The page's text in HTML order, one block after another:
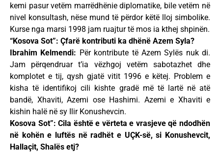
kemi pasur vetëm marrëdhënie diplomatike, bile vetëm në
nivel konsultash, nëse mund të përdor këtë lloj simbolike.
Kurse nga marsi 1998 jam ruajtur të mos ia kthej shpinën.
“Kosova Sot”: Çfarë kontributi ka dhënë Azem Syla?
Ibrahim Kelmendi: Për kontribute të Azem Sylës nuk di.
Jam përqendruar t’ia vëzhgoj vetëm sabotazhet dhe
komplotet e tij, qysh gjatë vitit 1996 e këtej. Problem e
kisha të identifikoj cili kishte gradë më të lartë në atë
bandë, Xhaviti, Azemi ose Hashimi. Azemi e Xhaviti e
kishin halë në sy Ilir Konushevcin.
Kosova Sot”: Cila është e vërteta e vrasjeve që ndodhën
në kohën e luftës në radhët e UÇK-së, si Konushevcit,
Hallaçit, Shalës etj?